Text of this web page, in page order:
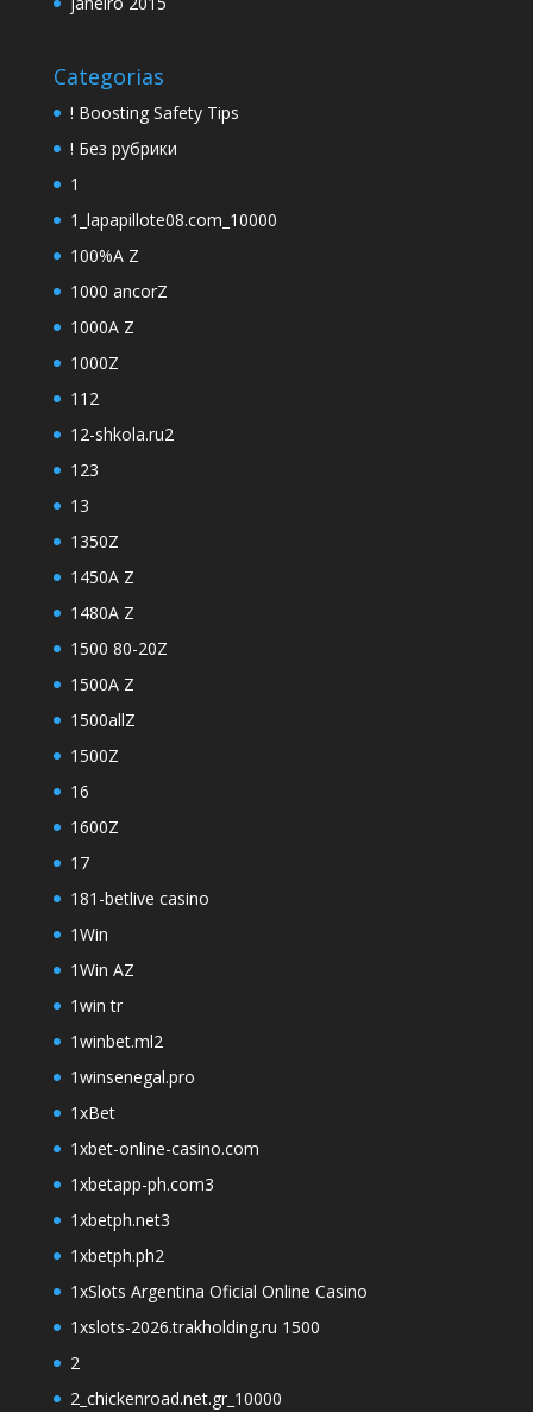
Categorias
! Boosting Safety Tips
! Без рубрики
1
1_lapapillote08.com_10000
100%A Z
1000 ancorZ
1000A Z
1000Z
112
12-shkola.ru2
123
13
1350Z
1450A Z
1480A Z
1500 80-20Z
1500A Z
1500allZ
1500Z
16
1600Z
17
181-betlive casino
1Win
1Win AZ
1win tr
1winbet.ml2
1winsenegal.pro
1xBet
1xbet-online-casino.com
1xbetapp-ph.com3
1xbetph.net3
1xbetph.ph2
1xSlots Argentina Oficial Online Casino
1xslots-2026.trakholding.ru 1500
2
2_chickenroad.net.gr_10000